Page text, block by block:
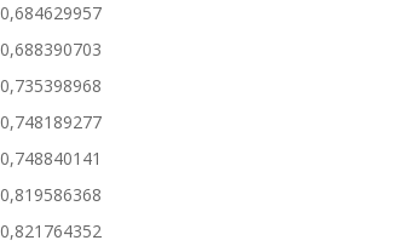
0,684629957
0,688390703
0,735398968
0,748189277
0,748840141
0,819586368
0,821764352